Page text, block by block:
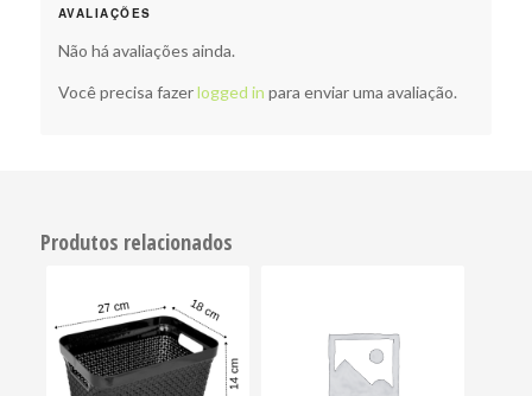
AVALIAÇÕES
Não há avaliações ainda.
Você precisa fazerlogged in para enviar uma avaliação.
Produtos relacionados